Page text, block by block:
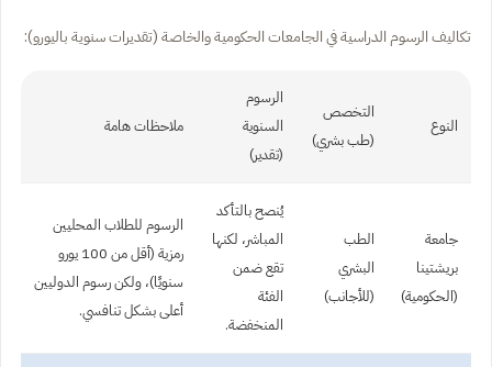
تكاليف الرسوم الدراسية في الجامعات الحكومية والخاصة (تقديرات سنوية باليورو):
النوع
التخصص
(طب بشري)
الرسوم
السنوية
(تقدير)
ملاحظات هامة
جامعة
بريشتينا
(الحكومية)
الطب
البشري
(للأجانب)
يُنصح بالتأكد
المباشر، لكنها
تقع ضمن
الفئة
المنخفضة.
الرسوم للطلاب المحليين
رمزية (أقل من 100 يورو
سنويًا)، ولكن رسوم الدوليين
أعلى بشكل تنافسي.